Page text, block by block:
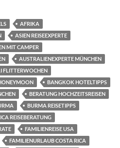
AFRIKA
ASIEN REISEEXPERTE
MIT CAMPER
AUSTRALIENEXPERTE MÜNCHEN
FLITTERWOCHEN
BANGKOK HOTELTIPPS
BERATUNG HOCHZEITSREISEN
BURMA REISETIPPS
REISEBERATUNG
FAMILIENREISE USA
FAMILIENURLAUB COSTA RICA